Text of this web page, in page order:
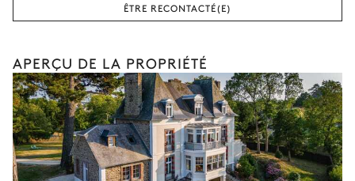
ÊTRE RECONTACTÉ(E)
APERÇU DE LA PROPRIÉTÉ